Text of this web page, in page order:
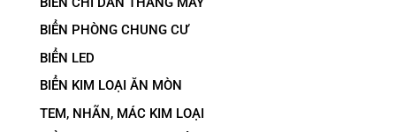
BIỂN PHÒNG CHUNG CƯ
BIỂN LED
BIỂN KIM LOẠI ĂN MÒN
TEM, NHÃN, MÁC KIM LOẠI